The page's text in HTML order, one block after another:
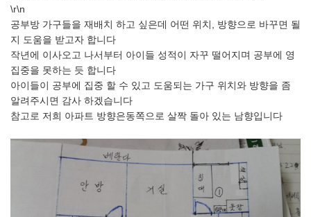
\r\n
공부방 가구들을 재배치 하고 싶은데 어떤 위치, 방향으로 바꾸면 될
지 도움을 받고자 합니다
작년에 이사오고 나서부터 아이들 성적이 자꾸 떨어지며 공부에 영
집중을 못하는 듯 합니다
아이들이 공부에 집중 할 수 있고 도움되는 가구 위치와 방향을 좀
알려주시면 감사 하겠습니다
참고로 저희 아파트 방향은동쪽으로 살짝 돌아 있는 남향입니다